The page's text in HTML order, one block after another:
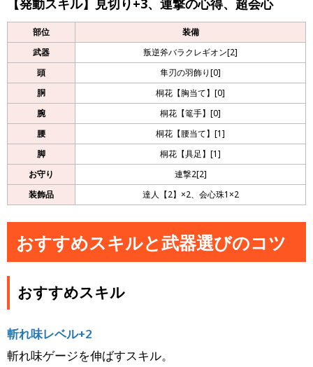
部位
装備
武器
叛逆斧バラクレギオン[2]
頭
隼刃の羽飾り[0]
胴
桐花【胸当て】[0]
腕
桐花【篭手】[0]
腰
桐花【腰当て】[1]
脚
桐花【具足】[1]
お守り
連撃2[2]
装飾品
達人【2】×2、会心珠1×2
おすすめスキルと武器選びのコツ
おすすめスキル
斬れ味レベル+2
斬れ味ゲージを伸ばすスキル。